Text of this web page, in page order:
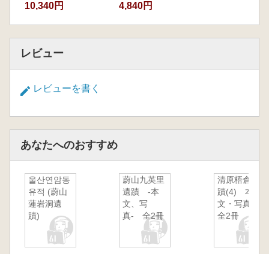
10,340円 4,840円
レビュー
レビューを書く
あなたへのおすすめ
울산연암동
유적 (蔚山
蓮岩洞遺
蹟)
蔚山九英里
遺蹟 -本
文、写
真- 全2冊
清原梧倉遺
蹟(4) 本
文・写真
全2冊